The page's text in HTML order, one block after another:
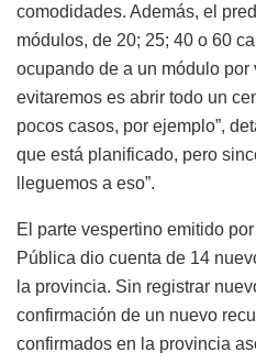
comodidades. Además, el
módulos, de 20; 25; 40 o 60
ocupando de a un módulo
evitaremos es abrir todo un
pocos casos, por ejemplo”,
que está planificado, pero
lleguemos a eso”.
El parte vespertino emitido
Pública dio cuenta de 14
la provincia. Sin registrar
confirmación de un nuevo
confirmados en la provincia